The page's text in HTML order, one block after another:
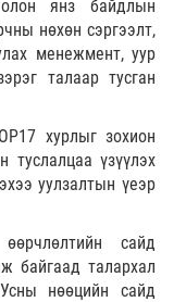
янз байдлын
нөхөн сэргээлт,
менежмент, уур
талаар тусган
хурлыг зохион
туслалцаа үзүүлэх
уулзалтын үеэр
сайд
байгаад талархал
нөөцийн сайд